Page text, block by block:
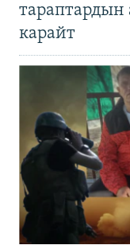
карайт